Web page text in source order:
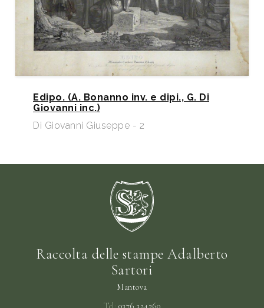
Edipo. (A. Bonanno inv. e dipi., G. Di
Giovanni inc.)
Di Giovanni Giuseppe - 2
Raccolta delle stampe Adalberto
Sartori
Mantova
Tel: 0376 324260